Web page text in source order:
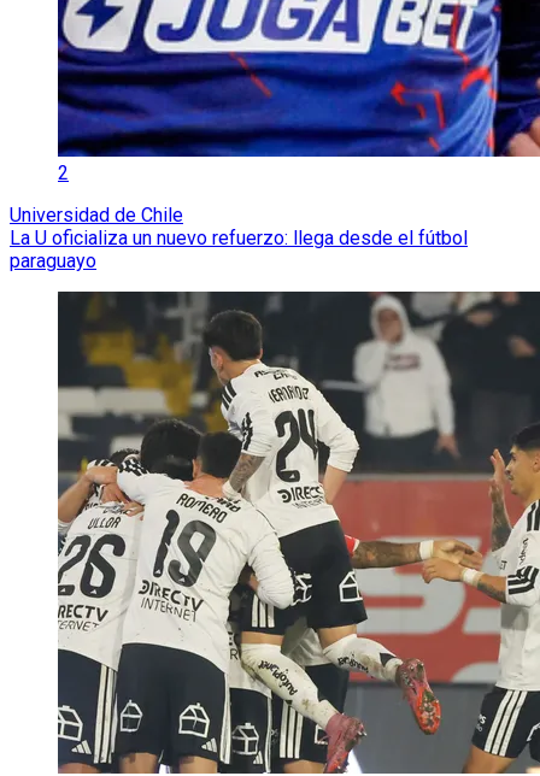
2
Universidad de Chile
La U oficializa un nuevo refuerzo: llega desde el fútbol
paraguayo